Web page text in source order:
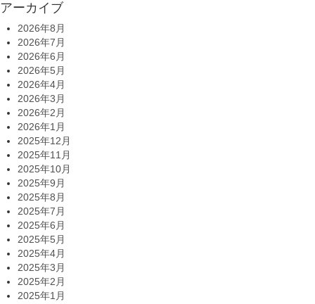
アーカイブ
2026年8月
2026年7月
2026年6月
2026年5月
2026年4月
2026年3月
2026年2月
2026年1月
2025年12月
2025年11月
2025年10月
2025年9月
2025年8月
2025年7月
2025年6月
2025年5月
2025年4月
2025年3月
2025年2月
2025年1月